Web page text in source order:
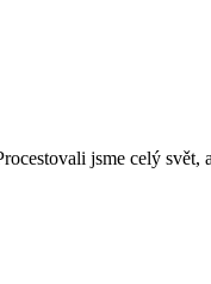
jsme celý